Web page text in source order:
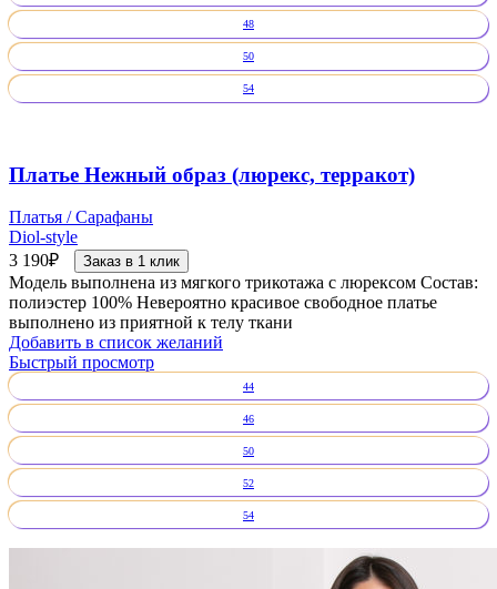
48
50
54
Платье Нежный образ (люрекс, терракот)
Платья / Сарафаны
Diol-style
3 190₽ Заказ в 1 клик
Модель выполнена из мягкого трикотажа с люрексом Состав:
полиэстер 100% Невероятно красивое свободное платье
выполнено из приятной к телу ткани
Добавить в список желаний
Быстрый просмотр
44
46
50
52
54